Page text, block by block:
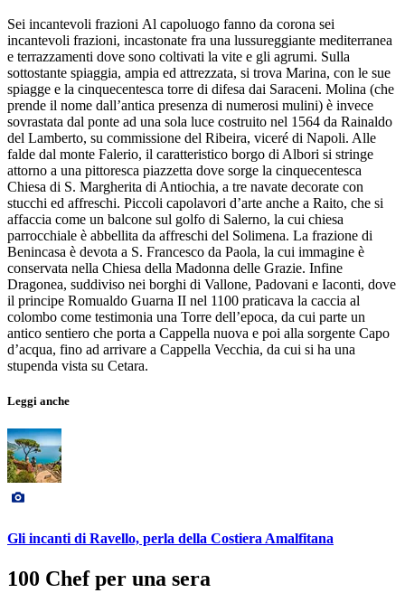
Sei incantevoli frazioni Al capoluogo fanno da corona sei
incantevoli frazioni, incastonate fra una lussureggiante mediterranea
e terrazzamenti dove sono coltivati la vite e gli agrumi. Sulla
sottostante spiaggia, ampia ed attrezzata, si trova Marina, con le sue
spiagge e la cinquecentesca torre di difesa dai Saraceni. Molina (che
prende il nome dall’antica presenza di numerosi mulini) è invece
sovrastata dal ponte ad una sola luce costruito nel 1564 da Rainaldo
del Lamberto, su commissione del Ribeira, viceré di Napoli. Alle
falde dal monte Falerio, il caratteristico borgo di Albori si stringe
attorno a una pittoresca piazzetta dove sorge la cinquecentesca
Chiesa di S. Margherita di Antiochia, a tre navate decorate con
stucchi ed affreschi. Piccoli capolavori d’arte anche a Raito, che si
affaccia come un balcone sul golfo di Salerno, la cui chiesa
parrocchiale è abbellita da affreschi del Solimena. La frazione di
Benincasa è devota a S. Francesco da Paola, la cui immagine è
conservata nella Chiesa della Madonna delle Grazie. Infine
Dragonea, suddiviso nei borghi di Vallone, Padovani e Iaconti, dove
il principe Romualdo Guarna II nel 1100 praticava la caccia al
colombo come testimonia una Torre dell’epoca, da cui parte un
antico sentiero che porta a Cappella nuova e poi alla sorgente Capo
d’acqua, fino ad arrivare a Cappella Vecchia, da cui si ha una
stupenda vista su Cetara.
Leggi anche
Gli incanti di Ravello, perla della Costiera Amalfitana
100 Chef per una sera